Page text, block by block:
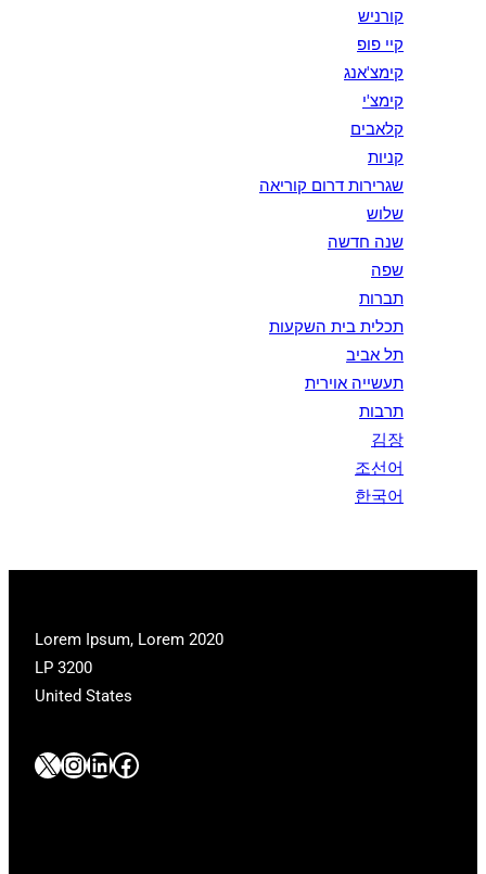
קורניש
קיי פופ
קימצ'אנג
קימצ'י
קלאבים
קניות
שגרירות דרום קוריאה
שלוש
שנה חדשה
שפה
תברות
תכלית בית השקעות
תל אביב
תעשייה אוירית
תרבות
김장
조선어
한국어
2020 Lorem Ipsum, Lorem
LP 3200
United States
#
#
#
#